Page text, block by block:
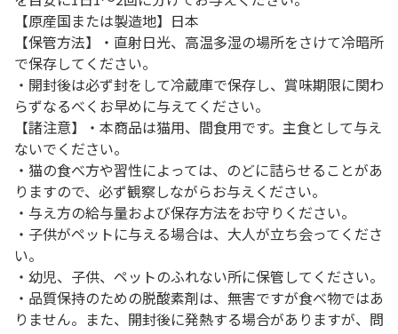
【原産国または製造地】日本
【保管方法】・直射日光、高温多湿の場所をさけて冷暗所
で保存してください。
・開封後は必ず封をして冷蔵庫で保存し、賞味期限に関わ
らずなるべくお早めに与えてください。
【諸注意】・本商品は猫用、間食用です。主食として与え
ないでください。
・猫の食べ方や習性によっては、のどに詰らせることがあ
りますので、必ず観察しながらお与えください。
・与え方の給与量および保存方法をお守りください。
・子供がペットに与える場合は、大人が立ち会ってくださ
い。
・幼児、子供、ペットのふれない所に保管してください。
・品質保持のための脱酸素剤は、無害ですが食べ物ではあ
りません。また、開封後に発熱する場合がありますが、問